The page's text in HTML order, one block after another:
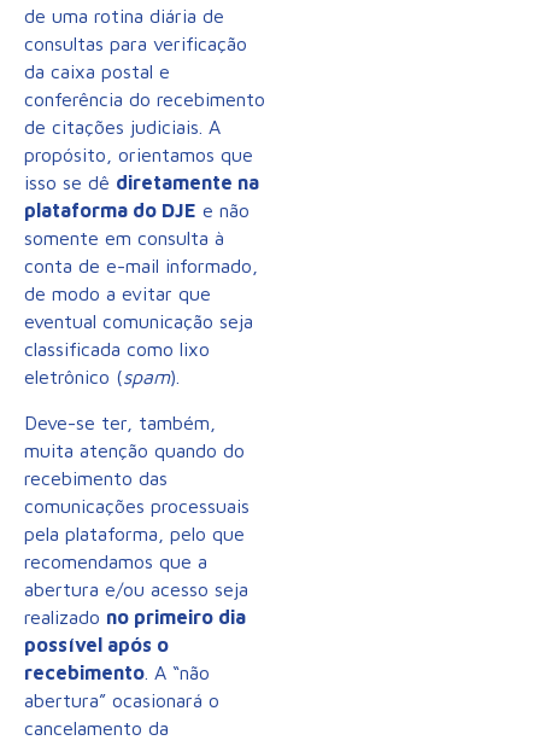
de uma rotina diária de
consultas para verificação
da caixa postal e
conferência do recebimento
de citações judiciais. A
propósito, orientamos que
isso se dê diretamente na
plataforma do DJE e não
somente em consulta à
conta de e-mail informado,
de modo a evitar que
eventual comunicação seja
classificada como lixo
eletrônico (spam).
Deve-se ter, também,
muita atenção quando do
recebimento das
comunicações processuais
pela plataforma, pelo que
recomendamos que a
abertura e/ou acesso seja
realizado no primeiro dia
possível após o
recebimento . A “não
abertura” ocasionará o
cancelamento da